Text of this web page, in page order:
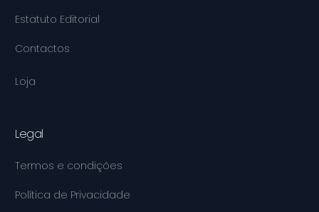
Estatuto Editorial
Contactos
Loja
Legal
Termos e condições
Política de Privacidade